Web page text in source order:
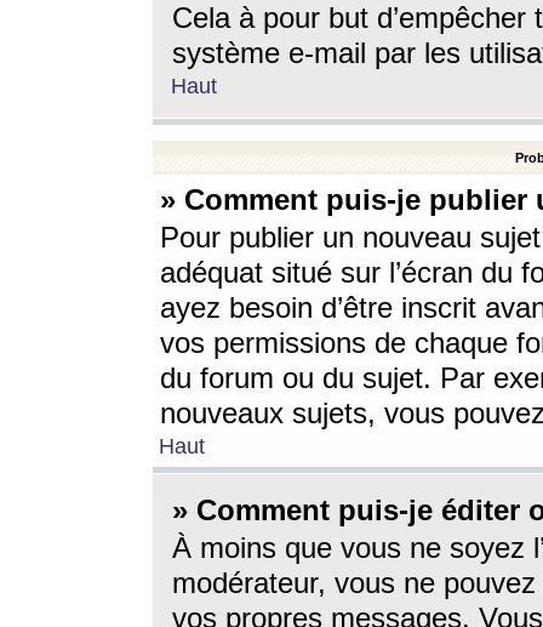
Cela à pour but
système e-mail par les
Haut
» Comment puis-je
Pour publier un nouveau
adéquat situé sur l’écran du
ayez besoin d’être inscrit
vos permissions de chaque
du forum ou du sujet. Par
nouveaux sujets, vous
Haut
» Comment puis-je éditer
À moins que vous ne soyez
modérateur, vous ne
vos propres messages.